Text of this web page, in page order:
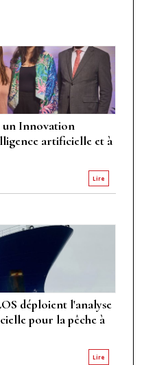
un Innovation
artificielle et à
Lire
déploient l'analyse
pour la pêche à
Lire